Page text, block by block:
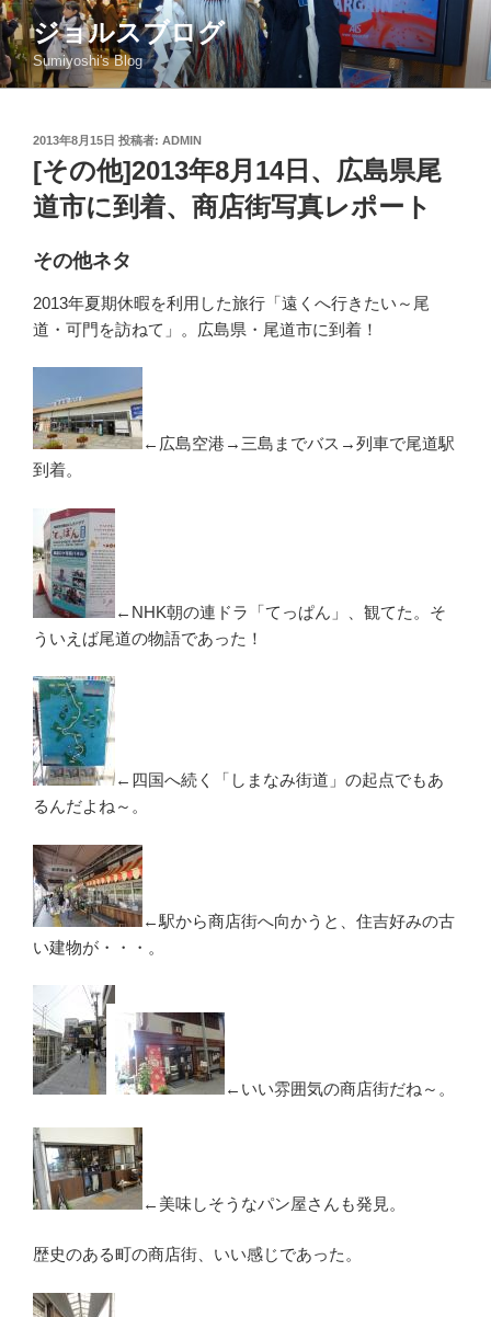
コ
ン
テ
ン
ジョルスブログ
Sumiyoshi's Blog
投
稿
日:
2013年8月15日 投稿者: ADMIN
[その他]2013年8月14日、広島県尾
道市に到着、商店街写真レポート
その他ネタ
2013年夏期休暇を利用した旅行「遠くへ行きたい～尾
道・可門を訪ねて」。広島県・尾道市に到着！
←広島空港→三島までバス→列車で尾道駅
到着。
←NHK朝の連ドラ「てっぱん」、観てた。そ
ういえば尾道の物語であった！
←四国へ続く「しまなみ街道」の起点でもあ
るんだよね～。
←駅から商店街へ向かうと、住吉好みの古
い建物が・・・。
←いい雰囲気の商店街だね～。
←美味しそうなパン屋さんも発見。
歴史のある町の商店街、いい感じであった。